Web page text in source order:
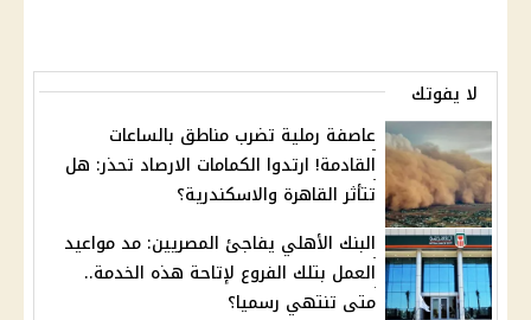
لا يفوتك
عاصفة رملية تضرب مناطق بالساعات
القادمة! ارتدوا الكمامات الارصاد تحذر: هل
تتأثر القاهرة والاسكندرية؟
البنك الأهلي يفاجئ المصريين: مد مواعيد
العمل بتلك الفروع لإتاحة هذه الخدمة..
متى تنتهي رسميا؟